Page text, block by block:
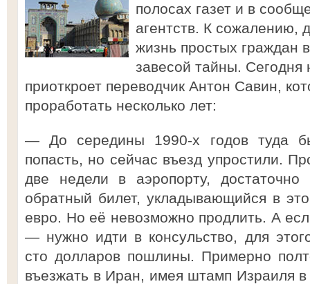
полосах газет и в
агентств. К сожалению,
жизнь простых граждан
завесой тайны.
приоткроет переводчик Антон Савин,
проработать несколько лет:
— До середины 1990-х годов туда
попасть, но сейчас въезд упростили.
две недели в аэропорту, достаточно
обратный билет, укладывающийся в
евро. Но её невозможно продлить. А
— нужно идти в консульство, для
сто долларов пошлины. Примерно
въезжать в Иран, имея штамп Израиля